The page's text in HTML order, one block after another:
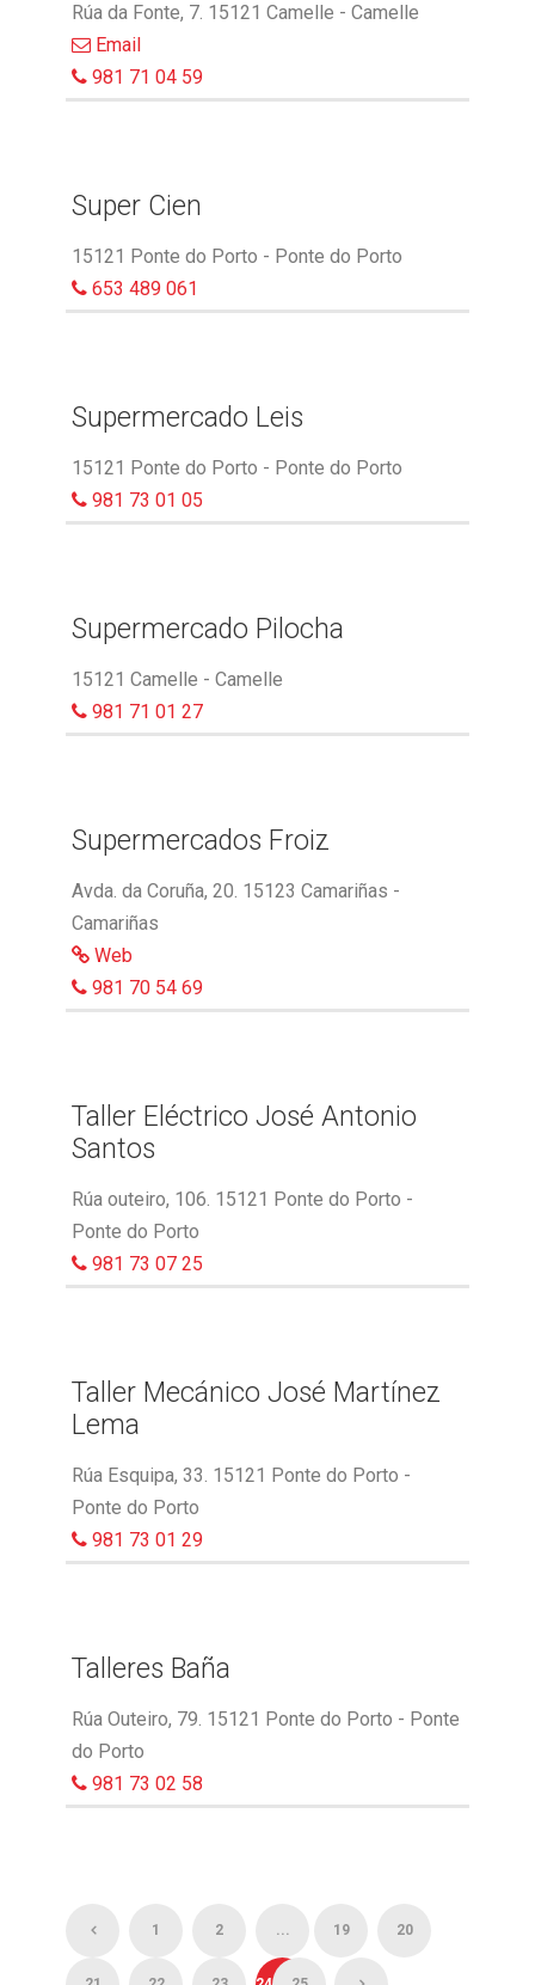
Rúa da Fonte, 7. 15121 Camelle - Camelle
Email
981 71 04 59
Super Cien
15121 Ponte do Porto - Ponte do Porto
653 489 061
Supermercado Leis
15121 Ponte do Porto - Ponte do Porto
981 73 01 05
Supermercado Pilocha
15121 Camelle - Camelle
981 71 01 27
Supermercados Froiz
Avda. da Coruña, 20. 15123 Camariñas -
Camariñas
Web
981 70 54 69
Taller Eléctrico José Antonio
Santos
Rúa outeiro, 106. 15121 Ponte do Porto -
Ponte do Porto
981 73 07 25
Taller Mecánico José Martínez
Lema
Rúa Esquipa, 33. 15121 Ponte do Porto -
Ponte do Porto
981 73 01 29
Talleres Baña
Rúa Outeiro, 79. 15121 Ponte do Porto - Ponte
do Porto
981 73 02 58
1 2 ... 19 20